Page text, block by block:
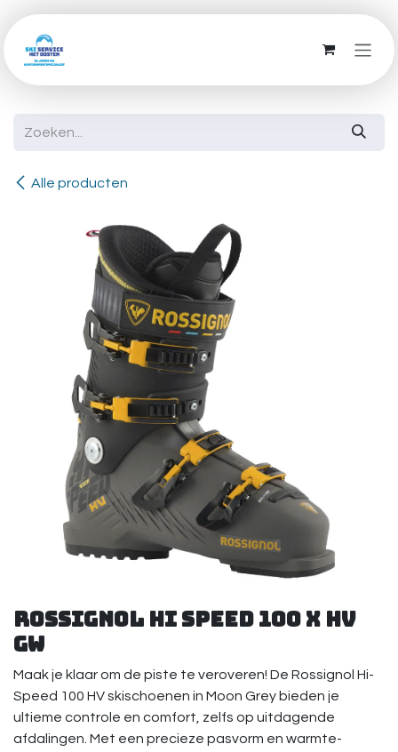
Overslaan naar inhoud
Alle producten
Rossignol Hi Speed 100 X HV
GW
Maak je klaar om de piste te veroveren! De Rossignol Hi-
Speed 100 HV skischoenen in Moon Grey bieden je
ultieme controle en comfort, zelfs op uitdagende
afdalingen. Met een precieze pasvorm en warmte-